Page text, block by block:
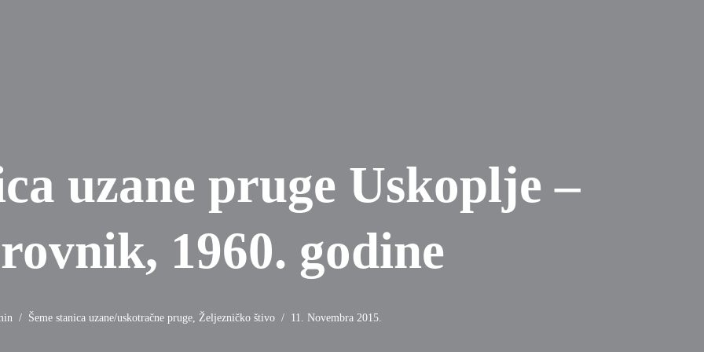
uzane pruge Uskoplje –
1960. godine
Šeme stanica uzane/uskotračne pruge, Željezničko štivo 11. Novembra 2015.